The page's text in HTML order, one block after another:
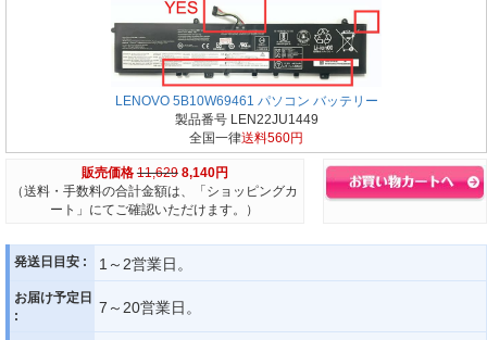
LENOVO 5B10W69461 パソコン バッテリー
製品番号 LEN22JU1449
全国一律送料560円
販売価格 11,629 8,140円
（送料・手数料の合計金額は、「ショッピングカ
ート」にてご確認いただけます。）
発送日目安 : 1～2営業日。
お届け予定日
:
7～20営業日。